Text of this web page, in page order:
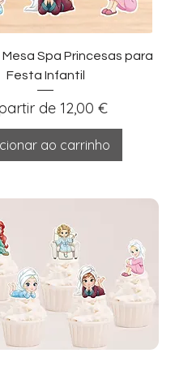
Spa Princesas para
Festa Infantil
de 12,00 €
promocional
ao carrinho